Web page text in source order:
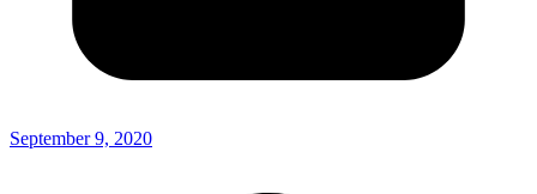
September 9, 2020